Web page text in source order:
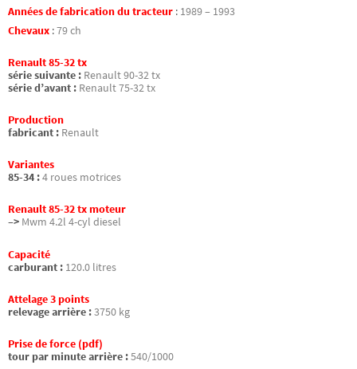
Années de fabrication du tracteur : 1989 – 1993
Chevaux :79 ch
Renault 85-32 tx
série suivante : Renault 90-32 tx
série d’avant : Renault 75-32 tx
Production
fabricant : Renault
Variantes
85-34 :4 roues motrices
Renault 85-32 tx moteur
–> Mwm 4.2l 4-cyl diesel
Capacité
carburant : 120.0 litres
Attelage 3 points
relevage arrière :3750 kg
Prise de force (pdf)
tour par minute arrière :540/1000